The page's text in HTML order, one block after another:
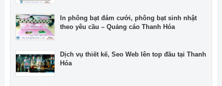
In phông bạt đám cưới, phông bạt sinh nhật
theo yêu cầu – Quảng cáo Thanh Hóa
Dịch vụ thiết kế, Seo Web lên top đầu tại Thanh
Hóa